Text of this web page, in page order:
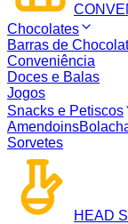
Chocolates
Barras de
Conveniência
Doces e Balas
Jogos
Snacks e Petiscos
Amendoins
Sorvetes
HEAD